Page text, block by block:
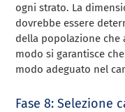
ogni strato. La
dovrebbe essere
della popolazione che
modo si garantisce
modo adeguato nel
Fase 8: Selezione